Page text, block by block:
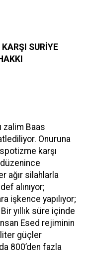
SURİYE
zalim Baas
Onuruna
karşı
ağır silahlarla
alınıyor;
işkence yapılıyor;
yıllık süre içinde
Esed rejiminin
güçler
800’den fazla